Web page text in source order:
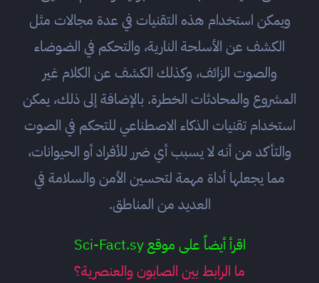
ويمكن استخدام هذه التقنيات في عدة مجالات مثل
الكشف عن الأسلحة النارية، والتحكم في الضوضاء
والصوت الزائف، وكذلك الكشف عن الكلام غير
المشروع والمحادثات الخطرة. بالإضافة إلى ذلك، يمكن
استخدام تقنيات الذكاء الاصطناعي للتحكم في الصوت
والتأكد من أنه لا يسبب أي ضرر للأفراد أو الحيوانات،
مما يجعلها أداة مهمة لتحسين الأمن والسلامة في
العديد من المناطق.
اقرأ أيضاً على موقع Sci-Fact.sy
ما الرابط بين الصابون والعنصرية؟